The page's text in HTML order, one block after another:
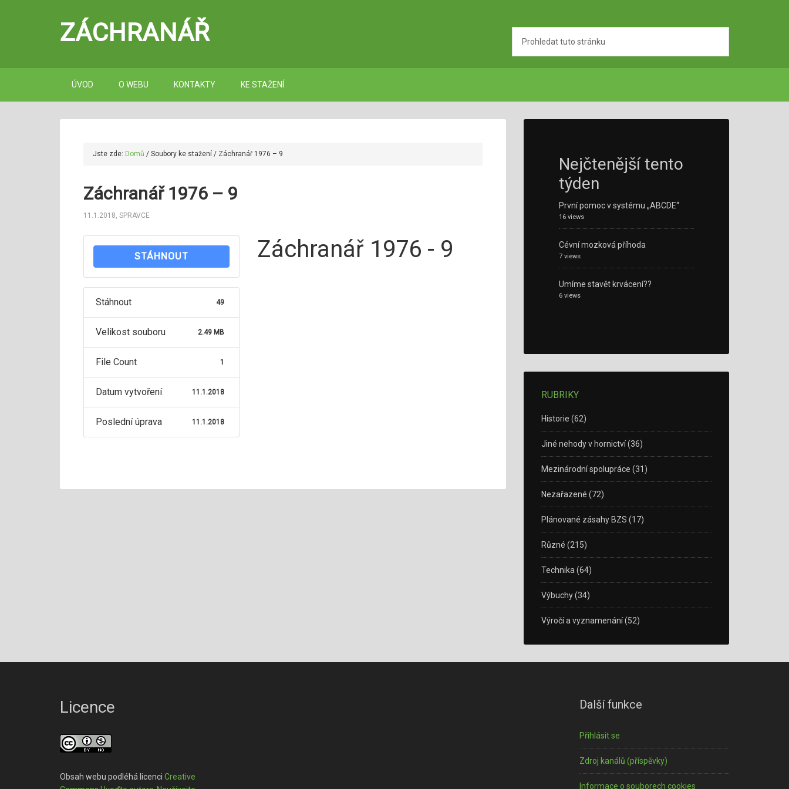
ZÁCHRANÁŘ
ÚVOD O WEBU KONTAKTY KE STAŽENÍ
Jste zde: Domů / Soubory ke stažení / Záchranář 1976 – 9
Záchranář 1976 – 9
11.1.2018, SPRAVCE
STÁHNOUT
Stáhnout 49
Velikost souboru 2.49 MB
File Count 1
Datum vytvoření 11.1.2018
Poslední úprava 11.1.2018
Záchranář 1976 - 9
Nejčtenější tento
týden
První pomoc v systému „ABCDE“
16 views
Cévní mozková příhoda
7 views
Umíme stavět krvácení??
6 views
RUBRIKY
Historie (62)
Jiné nehody v hornictví(36)
Mezinárodní spolupráce (31)
Nezařazené (72)
Plánované zásahy BZS (17)
Různé (215)
Technika (64)
Výbuchy(34)
Výročí a vyznamenání(52)
Licence
Obsah webu podléhá licenci Creative
Další funkce
Přihlásit se
Zdroj kanálů (příspěvky)
Informace o souborech cookies